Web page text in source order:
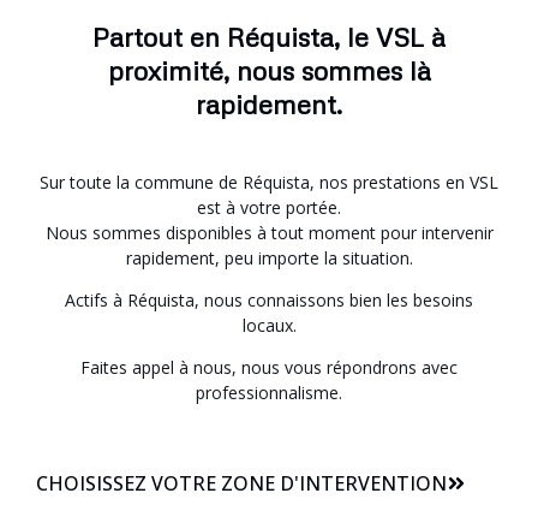
Partout en Réquista, le VSL à
proximité, nous sommes là
rapidement.
Sur toute la commune de Réquista, nos prestations en VSL
est à votre portée.
Nous sommes disponibles à tout moment pour intervenir
rapidement, peu importe la situation.
Actifs à Réquista, nous connaissons bien les besoins
locaux.
Faites appel à nous, nous vous répondrons avec
professionnalisme.
CHOISISSEZ VOTRE ZONE D'INTERVENTION